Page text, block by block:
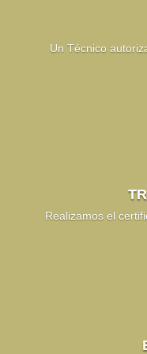
Un Técnico
Realizamos el